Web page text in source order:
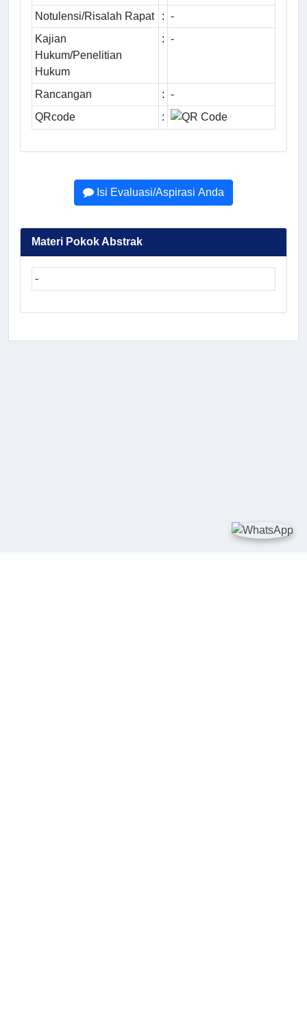
Notulensi/Risalah Rapat
: -
Kajian
Hukum/Penelitian
Hukum
: -
Rancangan : -
QRcode
:
Isi Evaluasi/Aspirasi Anda
Materi Pokok Abstrak
-